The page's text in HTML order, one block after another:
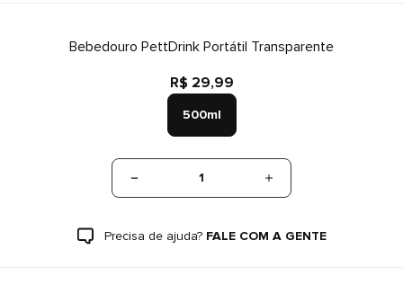
Bebedouro PettDrink Portátil Transparente
R$ 29,99
500ml
1
Precisa de ajuda? FALE COM A GENTE